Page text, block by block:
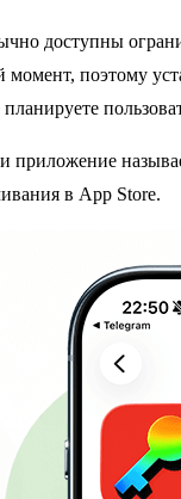
доступны
момент, поэтому
приложение
в App Store.